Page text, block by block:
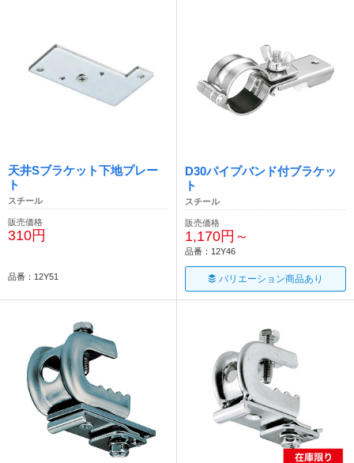
天井Sブラケット下地プレー
ト
スチール
販売価格
310円
品番：12Y51
D30パイプバンド付ブラケッ
ト
スチール
販売価格
1,170円～
品番：12Y46
バリエーション商品あり